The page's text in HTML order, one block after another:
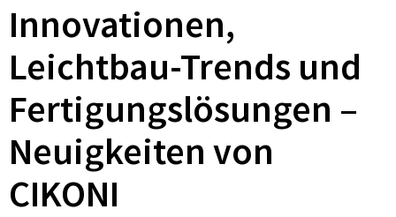
Innovationen,
Leichtbau-Trends und
Fertigungslösungen –
Neuigkeiten von
CIKONI